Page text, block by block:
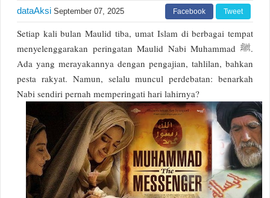
Cinta
Apa aja
Coretan
Inspirasi
Filsafat
Buku
Daftar Isi
dataAksi September 07, 2025 Facebook Tweet
Setiap kali bulan Maulid tiba, umat Islam di berbagai tempat
menyelenggarakan peringatan Maulid Nabi Muhammad ﷺ.
Ada yang merayakannya dengan pengajian, tahlilan, bahkan
pesta rakyat. Namun, selalu muncul perdebatan: benarkah
Nabi sendiri pernah memperingati hari lahirnya?